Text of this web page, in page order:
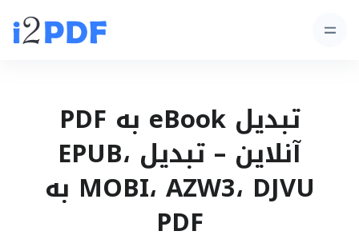
تبدیل eBook به PDF
آنلاین – تبدیل EPUB،
MOBI، AZW3، DJVU به
PDF